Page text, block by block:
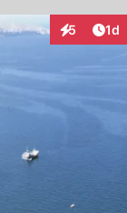
5 1d